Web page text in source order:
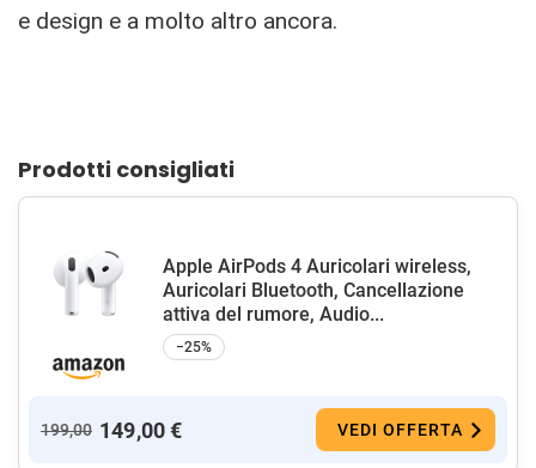
e design e a molto altro ancora.
Prodotti consigliati
Apple AirPods 4 Auricolari wireless,
Auricolari Bluetooth, Cancellazione
attiva del rumore, Audio...
−25%
199,00 149,00 € VEDI OFFERTA